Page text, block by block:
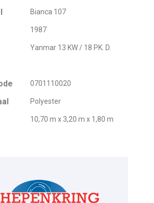
Bianca 107
1987
Yanmar 13 KW / 18 PK. D.
0701110020
Polyester
10,70 m x 3,20 m x 1,80 m